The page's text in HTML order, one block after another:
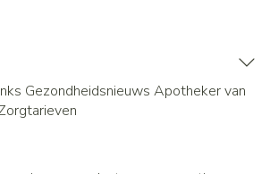
Gezondheidsnieuws Apotheker van